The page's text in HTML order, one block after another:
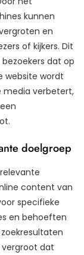
kunnen
en
of kijkers. Dit
dat op
website wordt
media verbetert,
doelgroep
content van
specifieke
en behoeften
vergroot dat